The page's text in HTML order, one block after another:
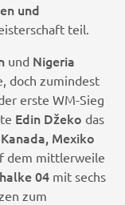
und
teil.
und Nigeria
doch zumindest
erste WM-Sieg
Edin Džeko das
Mexiko
dem mittlerweile
04 mit sechs
zum